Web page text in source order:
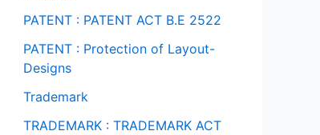
PATENT : PATENT ACT B.E 2522
PATENT : Protection of Layout-
Designs
Trademark
TRADEMARK : TRADEMARK ACT